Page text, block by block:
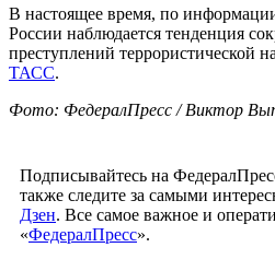
В настоящее время, по
России наблюдается тенденция
преступлений террористической
ТАСС.
Фото: ФедералПресс / Виктор
Подписывайтесь на
также следите за самыми
Дзен. Все самое важное и
«ФедералПресс».